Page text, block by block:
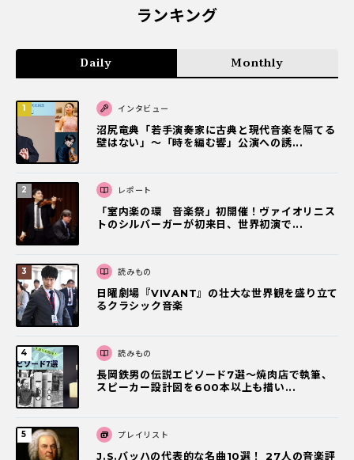
ランキング
Daily Monthly
インタビュー
沼尻竜典「若手演奏家に古典と現代音楽を隔てる
壁はない」～「時を編む響」公演への誘...
レポート
「室内楽の環 音楽祭」初開催！ヴァイオリニス
トのシルバーガーが初来日、世界初演で...
読みもの
日曜劇場『VIVANT』の壮大な世界観を盛り立て
るクラシック音楽
読みもの
長岡鉄男の伝説エピソード7選〜焼肉店で執筆、
スピーカー設計図を600本以上も描い...
プレイリスト
J.S.バッハの代表的な名曲10選！ 27人の音楽評